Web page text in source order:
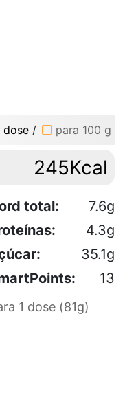
dose / para 100 g
245Kcal
total:
7.6g
4.3g
35.1g
13
1 dose (81g)